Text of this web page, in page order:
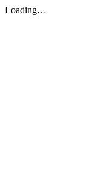
Loading…